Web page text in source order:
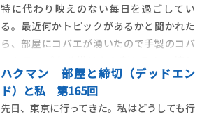
特に代わり映えのない毎日を過ごしてい
る。最近何かトピックがあるかと聞かれた
ら、部屋にコバエが湧いたので手製のコバ
い、という話をしだす程度には特筆するこ
とがない。だが、今朝起きたら、トラップ
自体が腐ってコバエのキャンプ地になってい
ハクマン 部屋と締切（デッドエン
ド）と私 第165回
先日、東京に行ってきた。私はどうしても行